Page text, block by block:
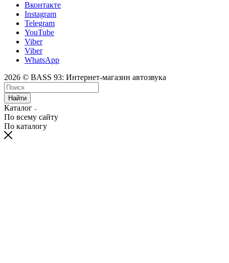
Вконтакте
Instagram
Telegram
YouTube
Viber
Viber
WhatsApp
2026 © BASS 93: Интернет-магазин автозвука
Найти
Каталог
По всему сайту
По каталогу